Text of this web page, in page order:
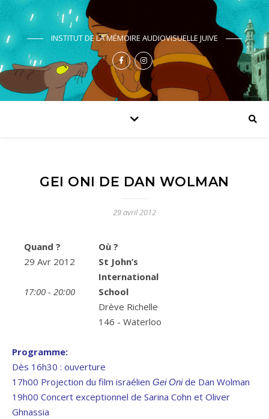
INSTITUT DE LA MÉMOIRE AUDIOVISUELLE JUIVE
GEI ONI DE DAN WOLMAN
29 avril 2012
Quand ?
29 Avr 2012
17:00 - 20:00
Où ?
St John’s
International
School
Drève Richelle
146 - Waterloo
Programme:
Dès 16h30 : ouverture
17h00 Projection du film israélien Gei Onide Dan Wolman
19h00 Concert exceptionnel de Sarina Cohn et Oliver
Ghnassia